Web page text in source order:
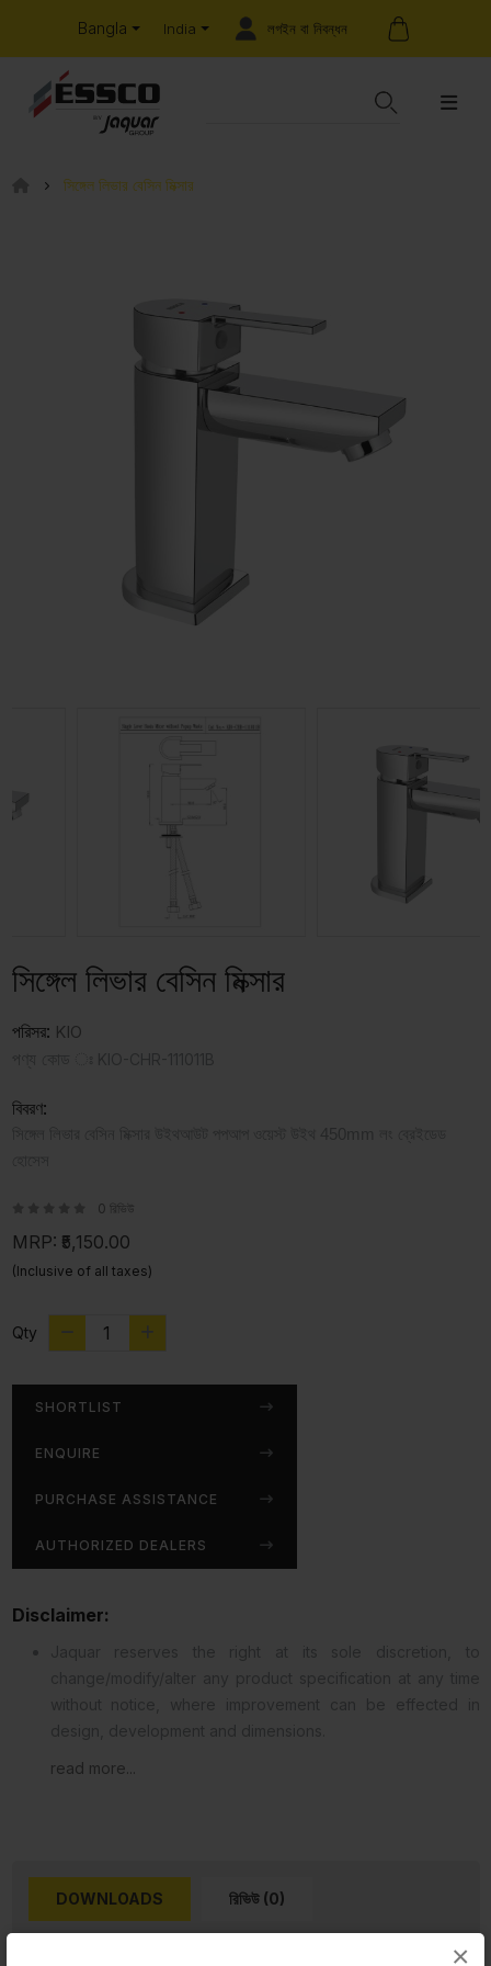
×
Bangla India লগইন বা নিবন্ধন
সিঙ্গেল লিভার বেসিন মিক্সার
সিঙ্গেল লিভার বেসিন মিক্সার
পরিসর: KIO
বিবরণ:
0 রিভিউ
MRP: ₹5,150.00
(Inclusive of all taxes)
Qty
SHORTLIST
ENQUIRE
PURCHASE ASSISTANCE
AUTHORIZED DEALERS
Disclaimer:
read more...
DOWNLOADS রিভিউ (0)